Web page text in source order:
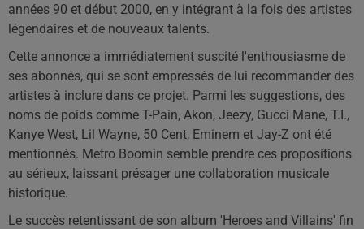
années 90 et début 2000, en y intégrant à la fois des artistes
légendaires et de nouveaux talents.
Cette annonce a immédiatement suscité l'enthousiasme de
ses abonnés, qui se sont empressés de lui recommander des
artistes à inclure dans ce projet. Parmi les suggestions, des
noms de poids comme T-Pain, Akon, Jeezy, Gucci Mane, T.I.,
Kanye West, Lil Wayne, 50 Cent, Eminem et Jay-Z ont été
mentionnés. Metro Boomin semble prendre ces propositions
au sérieux, laissant présager une collaboration musicale
historique.
Le succès retentissant de son album 'Heroes and Villains' fin